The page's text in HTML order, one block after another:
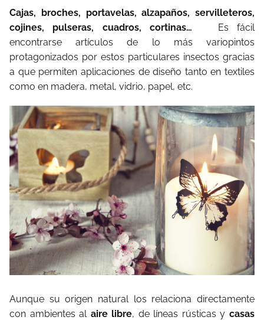
Cajas, broches, portavelas, alzapaños, servilleteros,
cojines, pulseras, cuadros, cortinas…
Es fácil
encontrarse artículos de lo más variopintos
protagonizados por estos particulares insectos gracias
a que permiten aplicaciones de diseño tanto en textiles
como en madera, metal, vidrio, papel, etc.
Aunque su origen natural los relaciona directamente
con ambientes al aire libre, de líneas rústicas ycasas